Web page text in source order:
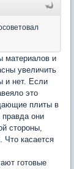
материалов и
увеличить
и нет. Если
это
плиты в
правда они
стороны,
Что касается
готовые